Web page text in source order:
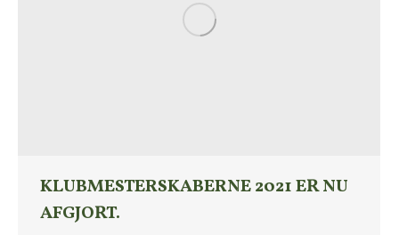
KLUBMESTERSKABERNE 2021 ER NU
AFGJORT.